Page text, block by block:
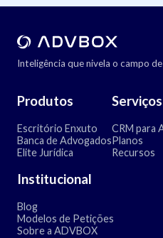
Inteligência que nivela o campo
Produtos
Escritório Enxuto
Banca de Advogados
Elite Jurídica
Serviços
CRM para
Planos
Recursos
Institucional
Blog
Modelos de Petições
Sobre a ADVBOX